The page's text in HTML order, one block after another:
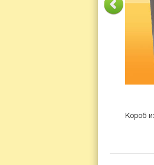
Короб